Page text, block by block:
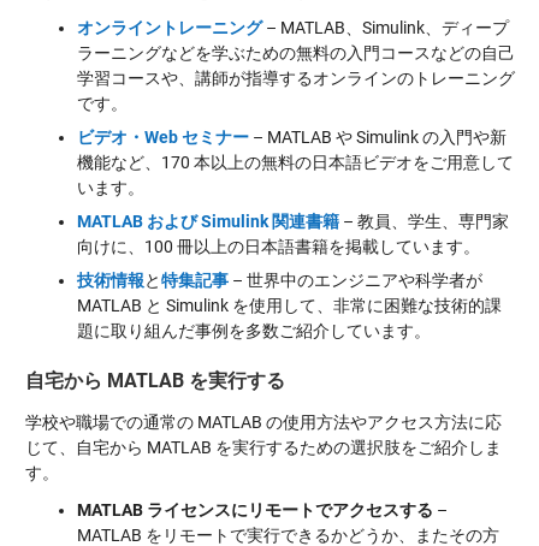
オンライントレーニング– MATLAB、Simulink、ディープ
ラーニングなどを学ぶための無料の入門コースなどの自己
学習コースや、講師が指導するオンラインのトレーニング
です。
ビデオ・Web セミナー– MATLAB や Simulink の入門や新
機能など、170 本以上の無料の日本語ビデオをご用意して
います。
MATLAB および Simulink 関連書籍– 教員、学生、専門家
向けに、100 冊以上の日本語書籍を掲載しています。
技術情報と特集記事– 世界中のエンジニアや科学者が
MATLAB と Simulink を使用して、非常に困難な技術的課
題に取り組んだ事例を多数ご紹介しています。
自宅から MATLAB を実行する
学校や職場での通常の MATLAB の使用方法やアクセス方法に応
じて、自宅から MATLAB を実行するための選択肢をご紹介しま
す。
MATLAB ライセンスにリモートでアクセスする –
MATLAB をリモートで実行できるかどうか、またその方